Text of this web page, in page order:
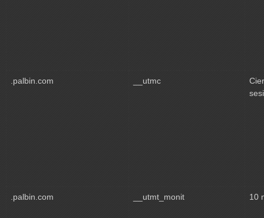
.palbin.com __utmc
.palbin.com __utmt_monit 10